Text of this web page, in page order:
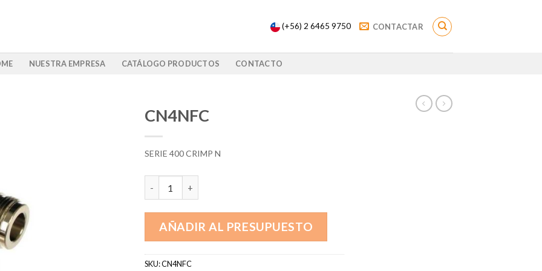
(+56) 2 6465 9750 CONTACTAR
NUESTRA EMPRESA CATÁLOGO PRODUCTOS CONTACTO
CN4NFC
SERIE 400 CRIMP N
AÑADIR AL PRESUPUESTO
SKU:CN4NFC